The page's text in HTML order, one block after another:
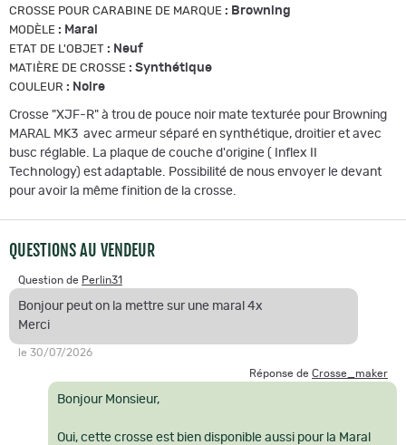
CROSSE POUR CARABINE DE MARQUE : Browning
MODÈLE : Maral
ETAT DE L'OBJET : Neuf
MATIÈRE DE CROSSE : Synthétique
COULEUR : Noire
Crosse "XJF-R" à trou de pouce noir mate texturée pour Browning
MARAL MK3 avec armeur séparé en synthétique, droitier et avec
busc réglable. La plaque de couche d'origine ( Inflex II
Technology) est adaptable. Possibilité de nous envoyer le devant
pour avoir la même finition de la crosse.
QUESTIONS AU VENDEUR
Question de Perlin31
Bonjour peut on la mettre sur une maral 4x
Merci
le 30/07/2026
Réponse de Crosse_maker
Bonjour Monsieur,
Oui, cette crosse est bien disponible aussi pour la Maral